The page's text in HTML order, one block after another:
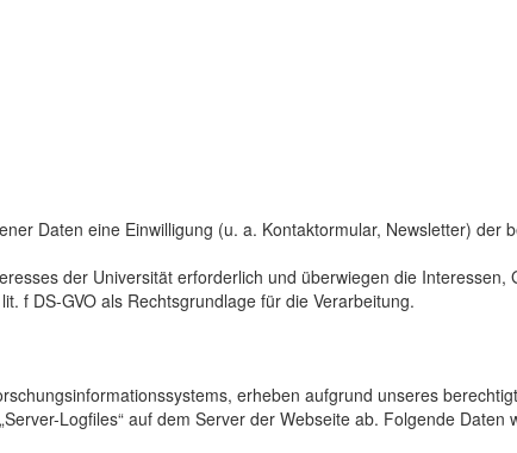
Daten eine Einwilligung (u. a. Kontaktormular, Newsletter) der
der Universität erforderlich und überwiegen die
f DS-GVO als Rechtsgrundlage für die Verarbeitung.
erheben aufgrund unseres
Logfiles“ auf dem Server der Webseite ab. Folgende Daten